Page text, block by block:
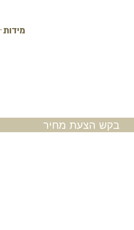
מידות
בקש הצעת מחיר